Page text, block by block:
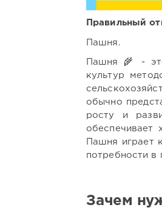
Правильный
Пашня.
Пашня 🌾 -
культур
обычно
росту и
обеспечивает
Пашня играет
потребности в
Зачем